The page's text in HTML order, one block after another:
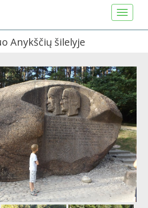
Anykščių šilelyje